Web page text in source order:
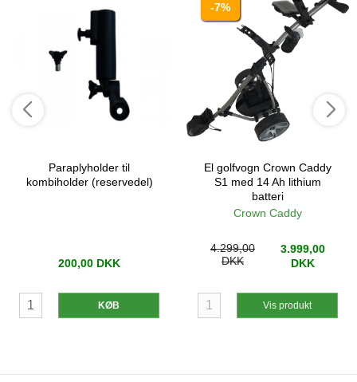
Paraplyholder til
kombiholder (reservedel)
200,00 DKK
KØB
-7%
El golfvogn Crown Caddy
S1 med 14 Ah lithium
batteri
Crown Caddy
4.299,00
DKK
3.999,00
DKK
Vis produkt